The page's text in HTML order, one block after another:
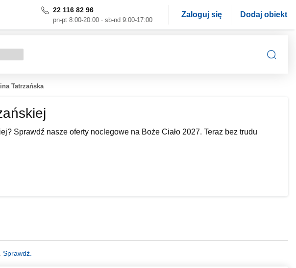
22 116 82 96
pn-pt 8:00-20:00 · sb-nd 9:00-17:00
Zaloguj się Dodaj obiekt
Tatrzańska
Sprawdź nasze oferty noclegowe na Boże Ciało 2027. Teraz bez trudu
Sprawdź.